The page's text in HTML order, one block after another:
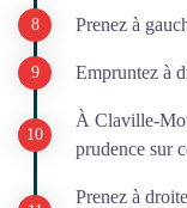
Prenez à
Empruntez à
À Claville-
prudence sur
Prenez à